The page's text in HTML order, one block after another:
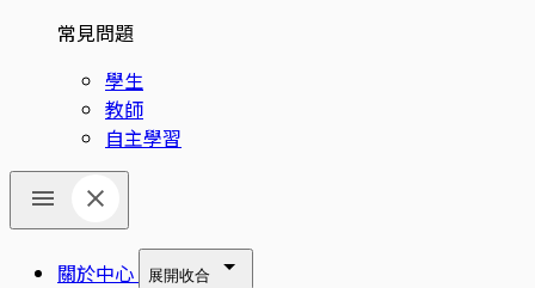
常見問題
學生
教師
自主學習
關於中心 展開收合